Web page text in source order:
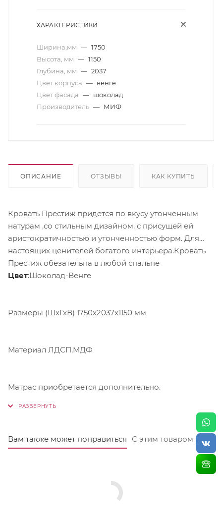
ХАРАКТЕРИСТИКИ
Ширина,мм — 1750
Высота, мм — 1150
Глубина, мм — 2037
Цвет корпуса — венге
Цвет фасада — шоколад
Производитель — МИФ
ОПИСАНИЕ ОТЗЫВЫ КАК КУПИТЬ
Кровать Престиж придется по вкусу утонченным
натурам ,со стильным дизайном, с присущей ей
аристократичностью и утонченностью форм. Для
настоящих ценителей богатого интерьера.Кровать
Престиж обезательна в любой спальне
Цвет:Шоколад-Венге
Размеры (ШхГхВ) 1750х2037х1150 мм
Материал ЛДСП,МДФ
Матрас приобретается дополнительно.
Вам также может понравиться С этим товаром